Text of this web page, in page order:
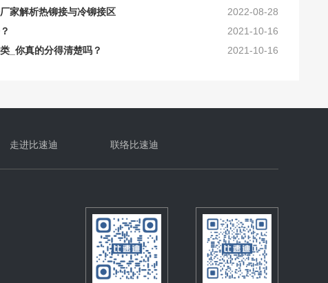
2021-10-16
2021-10-16
_你真的分得清楚吗？
2025-06-18
日常保养注意事项
2024-10-16
正确的保养？
走进比速迪 联络比速迪